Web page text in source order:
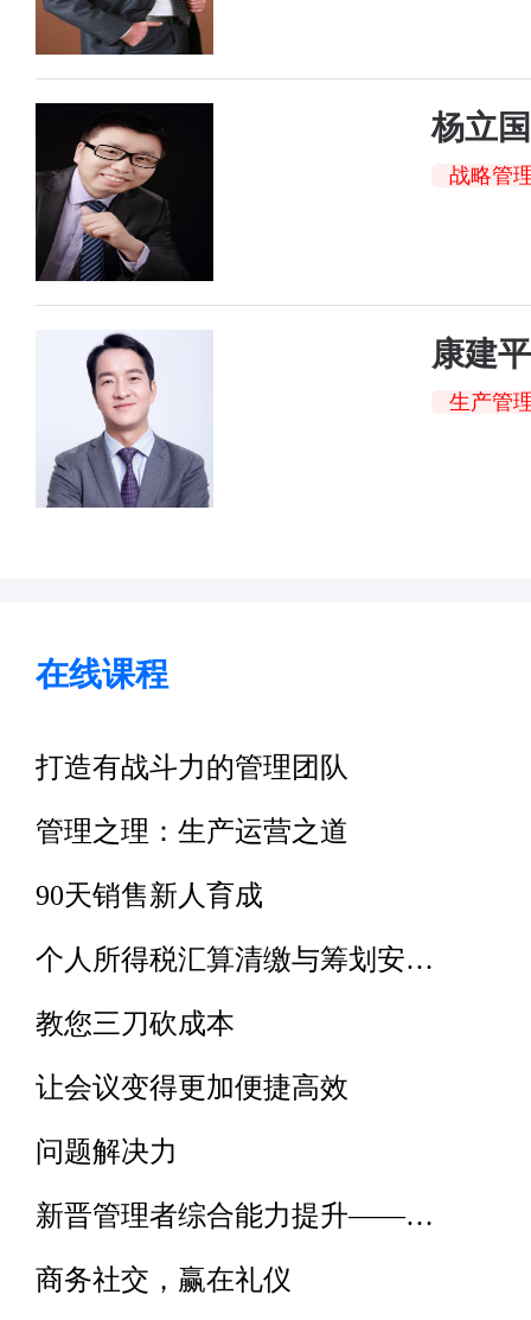
杨立国
战略管
康建平
生产管
在线课程
打造有战斗力的管理团队
管理之理：生产运营之道
90天销售新人育成
个人所得税汇算清缴与筹划安…
教您三刀砍成本
让会议变得更加便捷高效
问题解决力
新晋管理者综合能力提升——…
商务社交，赢在礼仪